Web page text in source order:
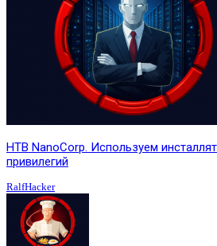
HTB NanoCorp. Используем
привилегий
RalfHacker